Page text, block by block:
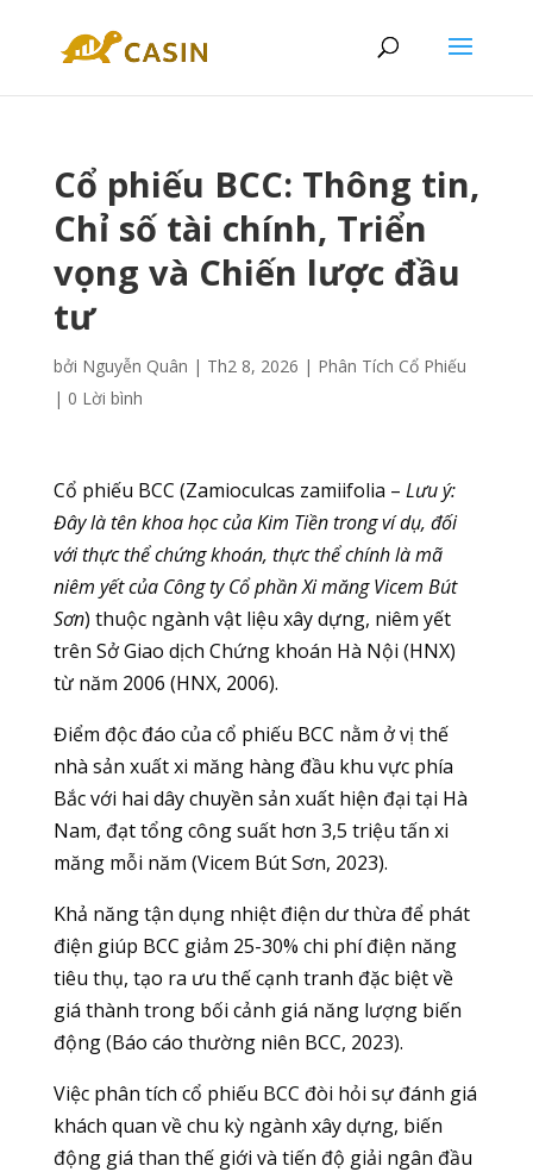
Cổ phiếu BCC: Thông tin,
Chỉ số tài chính, Triển
vọng và Chiến lược đầu
tư
bởi Nguyễn Quân | Th2 8, 2026 | Phân Tích Cổ Phiếu
| 0 Lời bình
Cổ phiếu BCC (Zamioculcas zamiifolia – Lưu ý:
Đây là tên khoa học của Kim Tiền trong ví dụ, đối
với thực thể chứng khoán, thực thể chính là mã
niêm yết của Công ty Cổ phần Xi măng Vicem Bút
Sơn) thuộc ngành vật liệu xây dựng, niêm yết
trên Sở Giao dịch Chứng khoán Hà Nội (HNX)
từ năm 2006 (HNX, 2006).
Điểm độc đáo của cổ phiếu BCC nằm ở vị thế
nhà sản xuất xi măng hàng đầu khu vực phía
Bắc với hai dây chuyền sản xuất hiện đại tại Hà
Nam, đạt tổng công suất hơn 3,5 triệu tấn xi
măng mỗi năm (Vicem Bút Sơn, 2023).
Khả năng tận dụng nhiệt điện dư thừa để phát
điện giúp BCC giảm 25-30% chi phí điện năng
tiêu thụ, tạo ra ưu thế cạnh tranh đặc biệt về
giá thành trong bối cảnh giá năng lượng biến
động (Báo cáo thường niên BCC, 2023).
Việc phân tích cổ phiếu BCC đòi hỏi sự đánh giá
khách quan về chu kỳ ngành xây dựng, biến
động giá than thế giới và tiến độ giải ngân đầu